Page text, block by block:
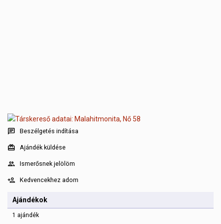
Beszélgetés indítása
Ajándék küldése
Ismerősnek jelölöm
Kedvencekhez adom
Ajándékok
1 ajándék